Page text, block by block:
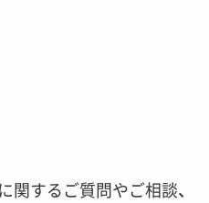
関するご質問やご相談、